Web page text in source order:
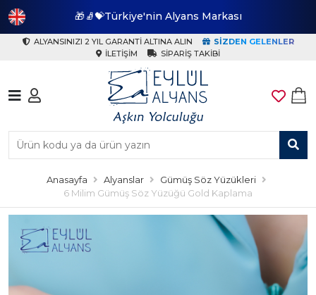
🎁🧦💝Türkiye'nin Alyans Markası
ALYANSINIZI 2 YIL GARANTI ALTINA ALIN
SIZDEN GELENLER
İLETIŞIM
SIPARIŞ TAKIBI
Anasayfa Alyanslar
Gümüş Söz Yüzükleri
6 Milim Gümüş Söz Yüzüğü Gold Kaplama